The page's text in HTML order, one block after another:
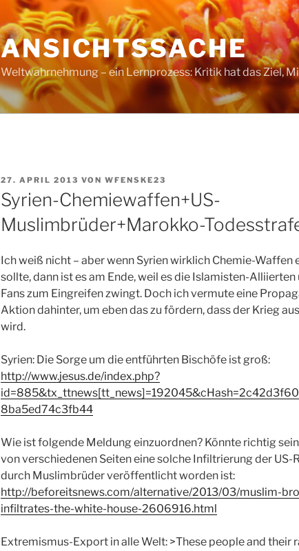
ANSICHTSSACHE
Weltwahrnehmung – ein Lernprozess: Kritik hat das Ziel,
VERÖFFENTLICHT
AM
27. APRIL 2013 VON WFENSKE23
Syrien-Chemiewaffen+US-
Muslimbrüder+Marokko-
Ich weiß nicht – aber wenn Syrien wirklich Chemie-Waffen
sollte, dann ist es am Ende, weil es die Islamisten-Alliierten
Fans zum Eingreifen zwingt. Doch ich vermute eine
Aktion dahinter, um eben das zu fördern, dass der Krieg
wird.
Syrien: Die Sorge um die entführten Bischöfe ist groß:
http://www.jesus.de/index.php?
8ba5ed74c3fb44
Wie ist folgende Meldung einzuordnen? Könnte richtig
von verschiedenen Seiten eine solche Infiltrierung der US-
durch Muslimbrüder veröffentlicht worden ist:
http://beforeitsnews.com/alternative/2013/03/muslim-
infiltrates-the-white-house-2606916.html
Extremismus-Export in alle Welt: >These people and their